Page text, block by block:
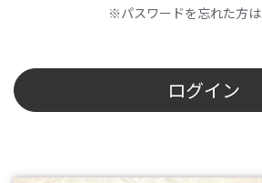
※パスワードを忘れた方は
ログイン